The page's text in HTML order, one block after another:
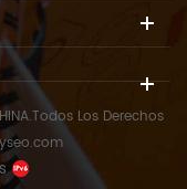
Los Derechos